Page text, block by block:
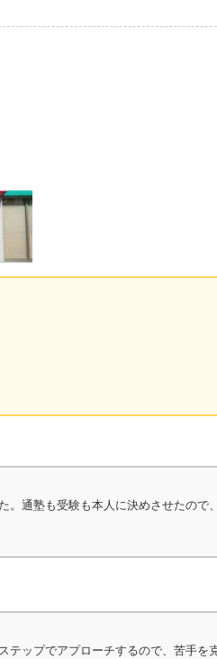
通塾も受験も本人に決めさせたので
ップでアプローチするので、苦手を